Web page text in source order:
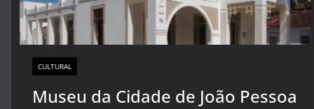
CULTURAL
Museu da Cidade de João Pessoa